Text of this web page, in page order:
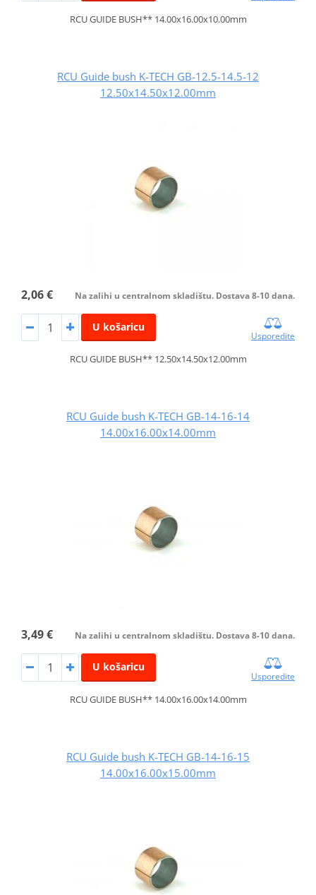
RCU GUIDE BUSH** 14.00x16.00x10.00mm
RCU Guide bush K-TECH GB-12.5-14.5-12
12.50x14.50x12.00mm
2,06 € Na zalihi u centralnom skladištu. Dostava 8-10 dana.
U košaricu
Usporedite
RCU GUIDE BUSH** 12.50x14.50x12.00mm
RCU Guide bush K-TECH GB-14-16-14
14.00x16.00x14.00mm
3,49 € Na zalihi u centralnom skladištu. Dostava 8-10 dana.
U košaricu
Usporedite
RCU GUIDE BUSH** 14.00x16.00x14.00mm
RCU Guide bush K-TECH GB-14-16-15
14.00x16.00x15.00mm